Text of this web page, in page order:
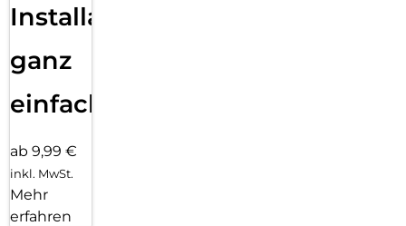
Installation
ganz
einfach
ab 9,99 €
inkl. MwSt.
Mehr
erfahren